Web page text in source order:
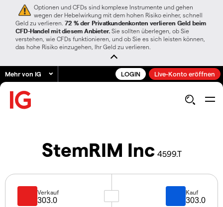
Optionen und CFDs sind komplexe Instrumente und gehen
wegen der Hebelwirkung mit dem hohen Risiko einher, schnell
Geld zu verlieren. 72 % der Privatkundenkonten verlieren Geld beim
CFD-Handel mit diesem Anbieter. Sie sollten überlegen, ob Sie
verstehen, wie CFDs funktionieren, und ob Sie es sich leisten können,
das hohe Risiko einzugehen, Ihr Geld zu verlieren.
Mehr von IG LOGIN Live-Konto eröffnen
StemRIM Inc 4599.T
Verkauf
303.0
Kauf
303.0